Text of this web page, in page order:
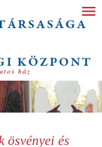
ösvényei és